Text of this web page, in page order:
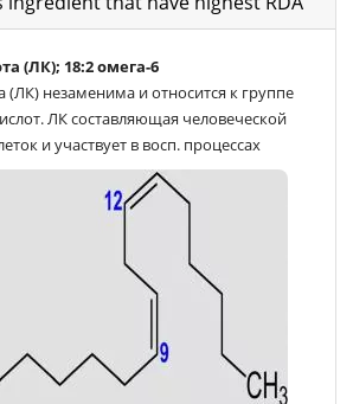
(ЛК); 18:2 омега-6
(ЛК) незаменима и относится к группе
ЛК составляющая человеческой
и участвует в восп. процессах